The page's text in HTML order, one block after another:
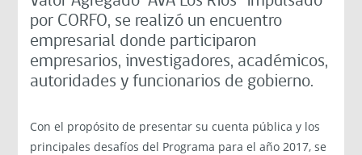
por CORFO, se realizó un encuentro
empresarial donde participaron
empresarios, investigadores, académicos,
autoridades y funcionarios de gobierno.
Con el propósito de presentar su cuenta pública y los
principales desafíos del Programa para el año 2017, se